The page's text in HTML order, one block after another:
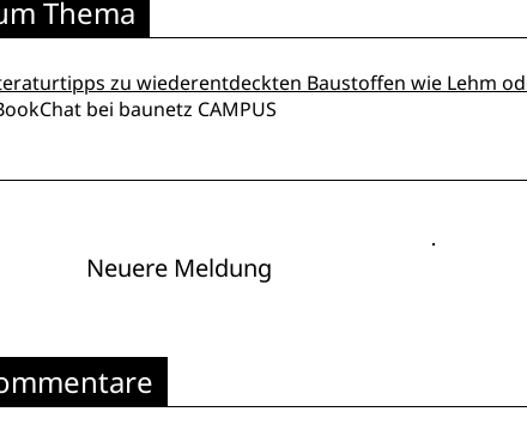
Thema
zu wiederentdeckten Baustoffen wie Lehm
bei baunetz CAMPUS
Neuere Meldung